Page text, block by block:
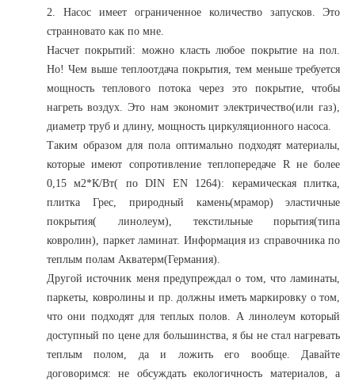
2. Насос имеет ограниченное количество запусков. Это
странновато как по мне.
Насчет покрытий: можно класть любое покрытие на пол.
Но! Чем выше теплоотдача покрытия, тем меньше требуется
мощность теплового потока через это покрытие, чтобы
нагреть воздух. Это нам экономит электричество(или газ),
диаметр труб и длину, мощность циркуляционного насоса.
Таким образом для пола оптимально подходят материалы,
которые имеют сопротивление теплопередаче R не более
0,15 м2*К/Вт( по DIN EN 1264): керамическая плитка,
плитка Грес, природный камень(мрамор) эластичные
покрытия( линолеум), текстильные порытия(типа
ковролин), паркет ламинат. Информация из справочника по
теплым полам Акватерм(Германия).
Другой источник меня предупреждал о том, что ламинаты,
паркеты, ковролины и пр. должны иметь маркировку о том,
что они подходят для теплых полов. А линолеум который
доступный по цене для большинства, я бы не стал нагревать
теплым полом, да и ложить его вообще. Давайте
договоримся: не обсуждать екологичность материалов, а